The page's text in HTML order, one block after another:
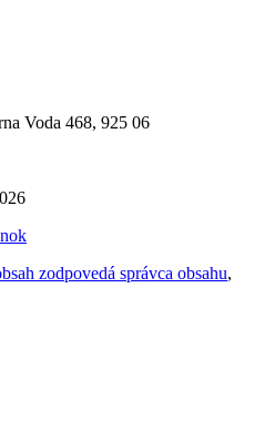
Voda 468, 925 06
zodpovedá správca obsahu,